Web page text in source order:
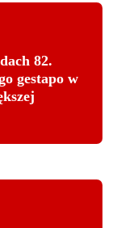
82.
gestapo w